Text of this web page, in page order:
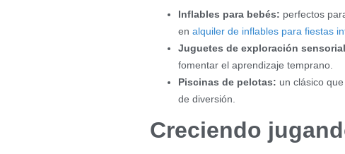
Inflables para bebés: perfectos
en alquiler de inflables para fiestas
Juguetes de exploración
fomentar el aprendizaje temprano.
Piscinas de pelotas: un clásico
de diversión.
Creciendo